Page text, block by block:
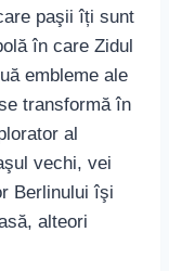
paşii îți sunt
în care Zidul
embleme ale
transformă în
al
vechi, vei
Berlinului îşi
alteori